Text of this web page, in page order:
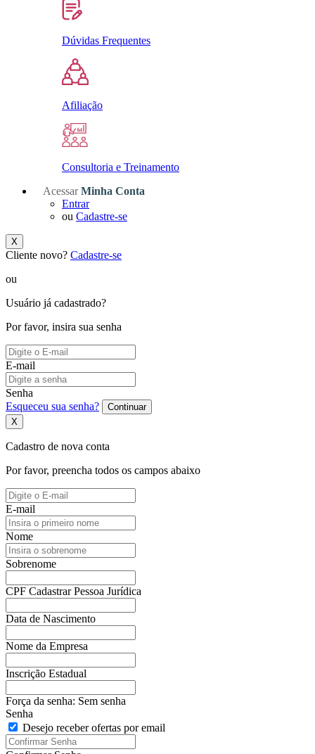
Dúvidas Frequentes
Afiliação
Consultoria e Treinamento
Acessar Minha Conta
Entrar
ou Cadastre-se
X
Cliente novo? Cadastre-se
ou
Usuário já cadastrado?
Por favor, insira sua senha
E-mail
Senha
Esqueceu sua senha?
Continuar
X
Cadastro de nova conta
Por favor, preencha todos os campos abaixo
E-mail
Nome
Sobrenome
CPF Cadastrar Pessoa Jurídica
Data de Nascimento
Nome da Empresa
Inscrição Estadual
Força da senha: Sem senha
Senha
Desejo receber ofertas por email